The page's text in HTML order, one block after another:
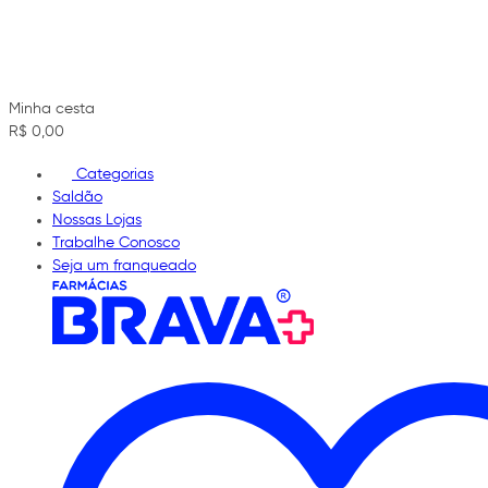
Minha cesta
R$ 0,00
Categorias
Saldão
Nossas Lojas
Trabalhe Conosco
Seja um franqueado